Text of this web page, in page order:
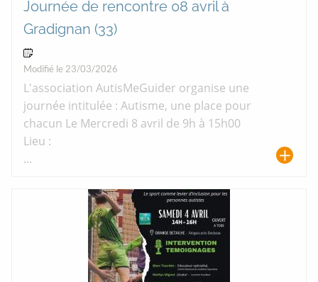
Journée de rencontre 08 avril à
Gradignan (33)
Modifié le 23/03/2026
L'association AutisMeGuider organise une
journée intitulée : Autisme, une place pour
chacun Le Mercredi 8 avril de 9h à 15h00
Lieu :
...